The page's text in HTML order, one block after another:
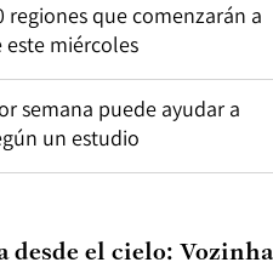
regiones que comenzarán a
miércoles
semana puede ayudar a
un estudio
desde el cielo: Vozinha